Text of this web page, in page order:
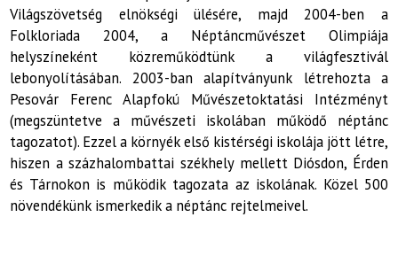
Világszövetség elnökségi ülésére, majd 2004-ben a
Folkloriada 2004, a Néptáncművészet Olimpiája
helyszíneként közreműködtünk a világfesztivál
lebonyolításában. 2003-ban alapítványunk létrehozta a
Pesovár Ferenc Alapfokú Művészetoktatási Intézményt
(megszüntetve a művészeti iskolában működő néptánc
tagozatot). Ezzel a környék első kistérségi iskolája jött létre,
hiszen a százhalombattai székhely mellett Diósdon, Érden
és Tárnokon is működik tagozata az iskolának. Közel 500
növendékünk ismerkedik a néptánc rejtelmeivel.